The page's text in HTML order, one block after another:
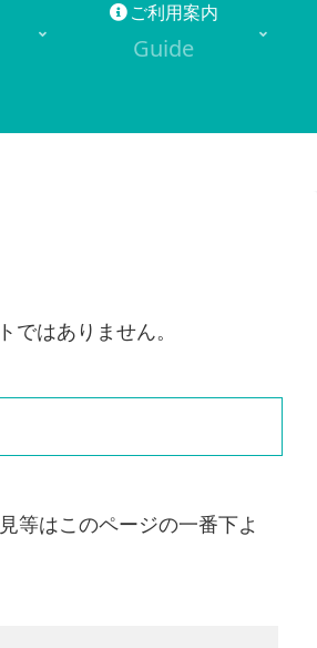
ご利用案内
Guide
はありません。
等はこのページの一番下よ